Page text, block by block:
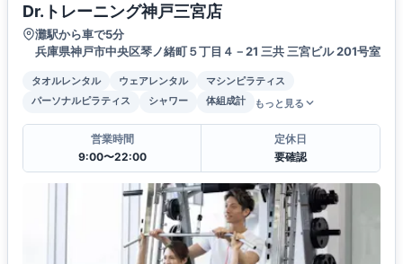
Dr.トレーニング神戸三宮店
灘駅から車で5分
兵庫県神戸市中央区琴ノ緒町５丁目４－21 三共 三宮ビル 201号室
タオルレンタル ウェアレンタル
マシンピラティス
パーソナルピラティス
シャワー 体組成計 もっと見る
営業時間
9:00〜22:00
定休日
要確認